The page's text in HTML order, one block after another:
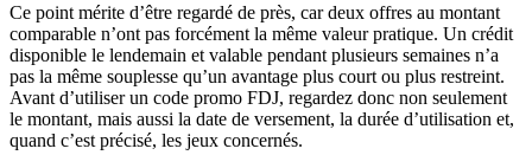
Ce point mérite d’être regardé de près, car deux offres au montant
comparable n’ont pas forcément la même valeur pratique. Un crédit
disponible le lendemain et valable pendant plusieurs semaines n’a
pas la même souplesse qu’un avantage plus court ou plus restreint.
Avant d’utiliser un code promo FDJ, regardez donc non seulement
le montant, mais aussi la date de versement, la durée d’utilisation et,
quand c’est précisé, les jeux concernés.